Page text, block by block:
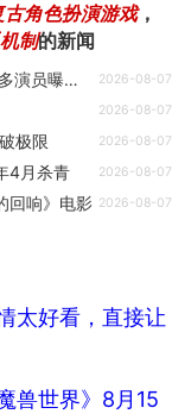
古角色扮演游戏，
制的新闻
索尼 &amp; 任天堂《塞尔达传说》真人电影更多演员曝光：已故山姆 · 尼尔生前已完成拍摄，计划 2027 年 4 月上映 2026-08-07
2026-08-07
极限 2026-08-07
4月杀青 2026-08-07
回响》电影 2026-08-07
太好看，直接让
兽世界》8月15